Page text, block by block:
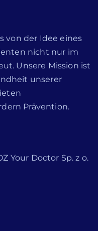
von der Idee eines
nicht nur im
Unsere Mission ist
unserer
Prävention.
Your Doctor Sp. z o.